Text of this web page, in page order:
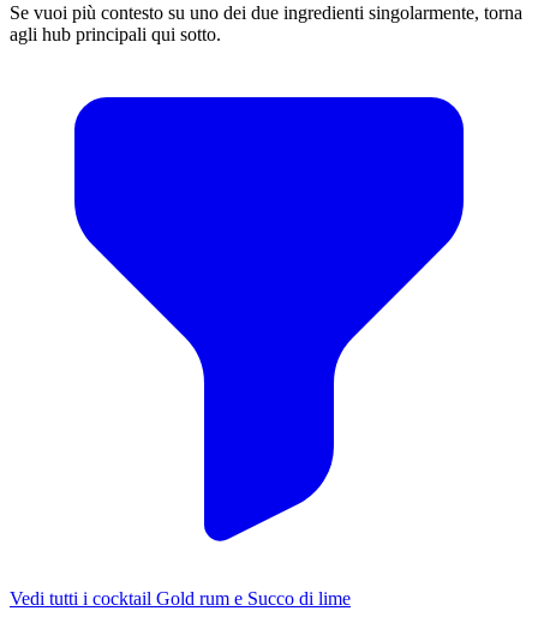
Se vuoi più contesto su uno dei due ingredienti singolarmente, torna
agli hub principali qui sotto.
Vedi tutti i cocktail Gold rum e Succo di lime